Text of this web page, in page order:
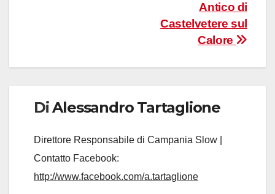
Antico di
Castelvetere sul
Calore
DiAlessandro Tartaglione
Direttore Responsabile di Campania Slow |
Contatto Facebook:
http://www.facebook.com/a.tartaglione